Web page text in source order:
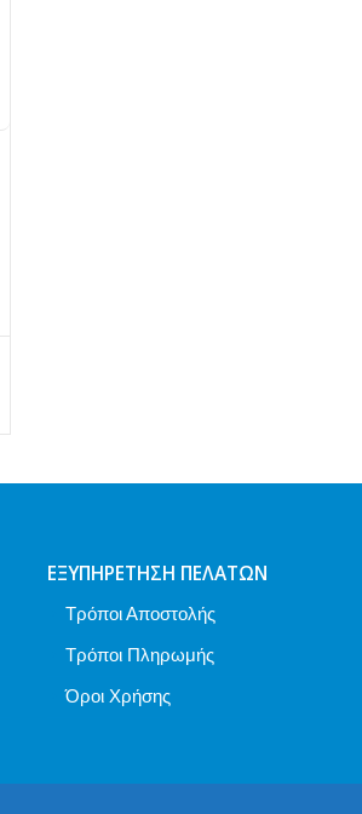
ΕΞΥΠΗΡΈΤΗΣΗ ΠΕΛΑΤΏΝ
Τρόποι Αποστολής
Τρόποι Πληρωμής
Όροι Χρήσης